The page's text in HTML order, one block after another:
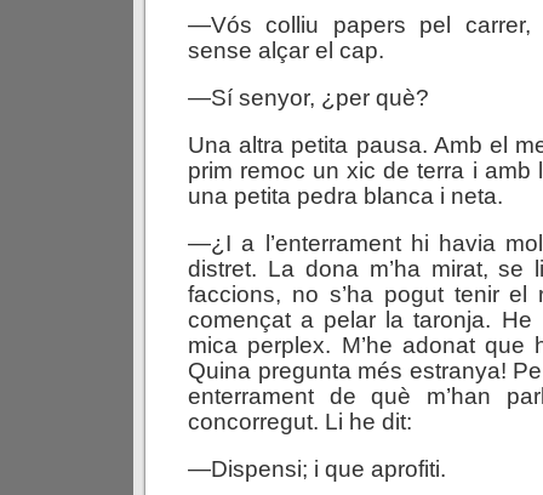
—Vós colliu papers pel
sense alçar el cap.
—Sí senyor, ¿per què?
Una altra petita pausa. Amb el
prim remoc un xic de terra i amb
una petita pedra blanca i neta.
—¿I a l’enterrament hi havia
distret. La dona m’ha mirat, se
faccions, no s’ha pogut tenir el
començat a pelar la taronja. He
mica perplex. M’he adonat que
Quina pregunta més estranya!
enterrament de què m’han
concorregut. Li he dit:
—Dispensi; i que aprofiti.